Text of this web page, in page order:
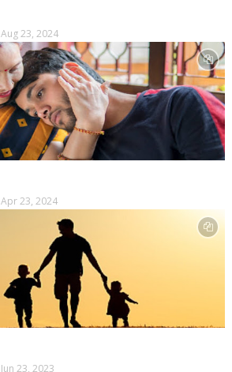
Aug 23, 2024
Apr 23, 2024
Jun 23, 2023